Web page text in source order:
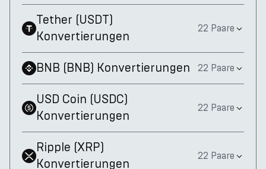
Tether (USDT)
Konvertierungen
22 Paare
BNB (BNB) Konvertierungen 22 Paare
USD Coin (USDC)
Konvertierungen
22 Paare
Ripple (XRP)
Konvertierungen
22 Paare